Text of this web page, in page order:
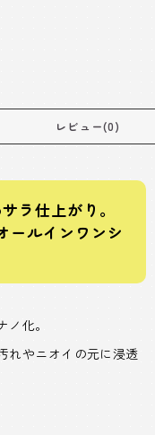
レビュー(0)
ラ仕上がり。
ールインワンシ
化。
れやニオイの元に浸透